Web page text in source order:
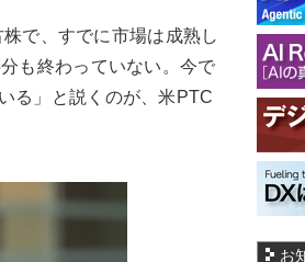
で、すでに市場は成熟し
も終わっていない。今で
る」と説くのが、米PTC
お